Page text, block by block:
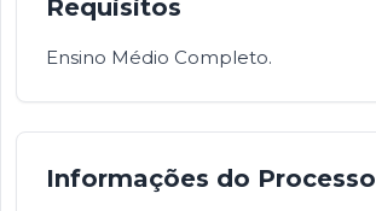
Requisitos
Ensino Médio Completo.
Informações do Processo